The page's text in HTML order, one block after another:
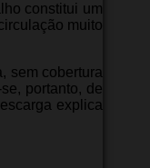
constitui um
muito
sem cobertura
portanto, de
explica